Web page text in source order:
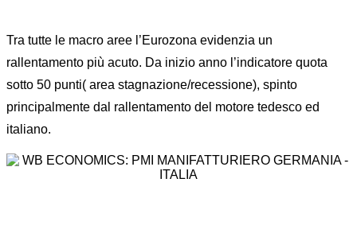
Tra tutte le macro aree l’Eurozona evidenzia un
rallentamento più acuto. Da inizio anno l’indicatore quota
sotto 50 punti( area stagnazione/recessione), spinto
principalmente dal rallentamento del motore tedesco ed
italiano.